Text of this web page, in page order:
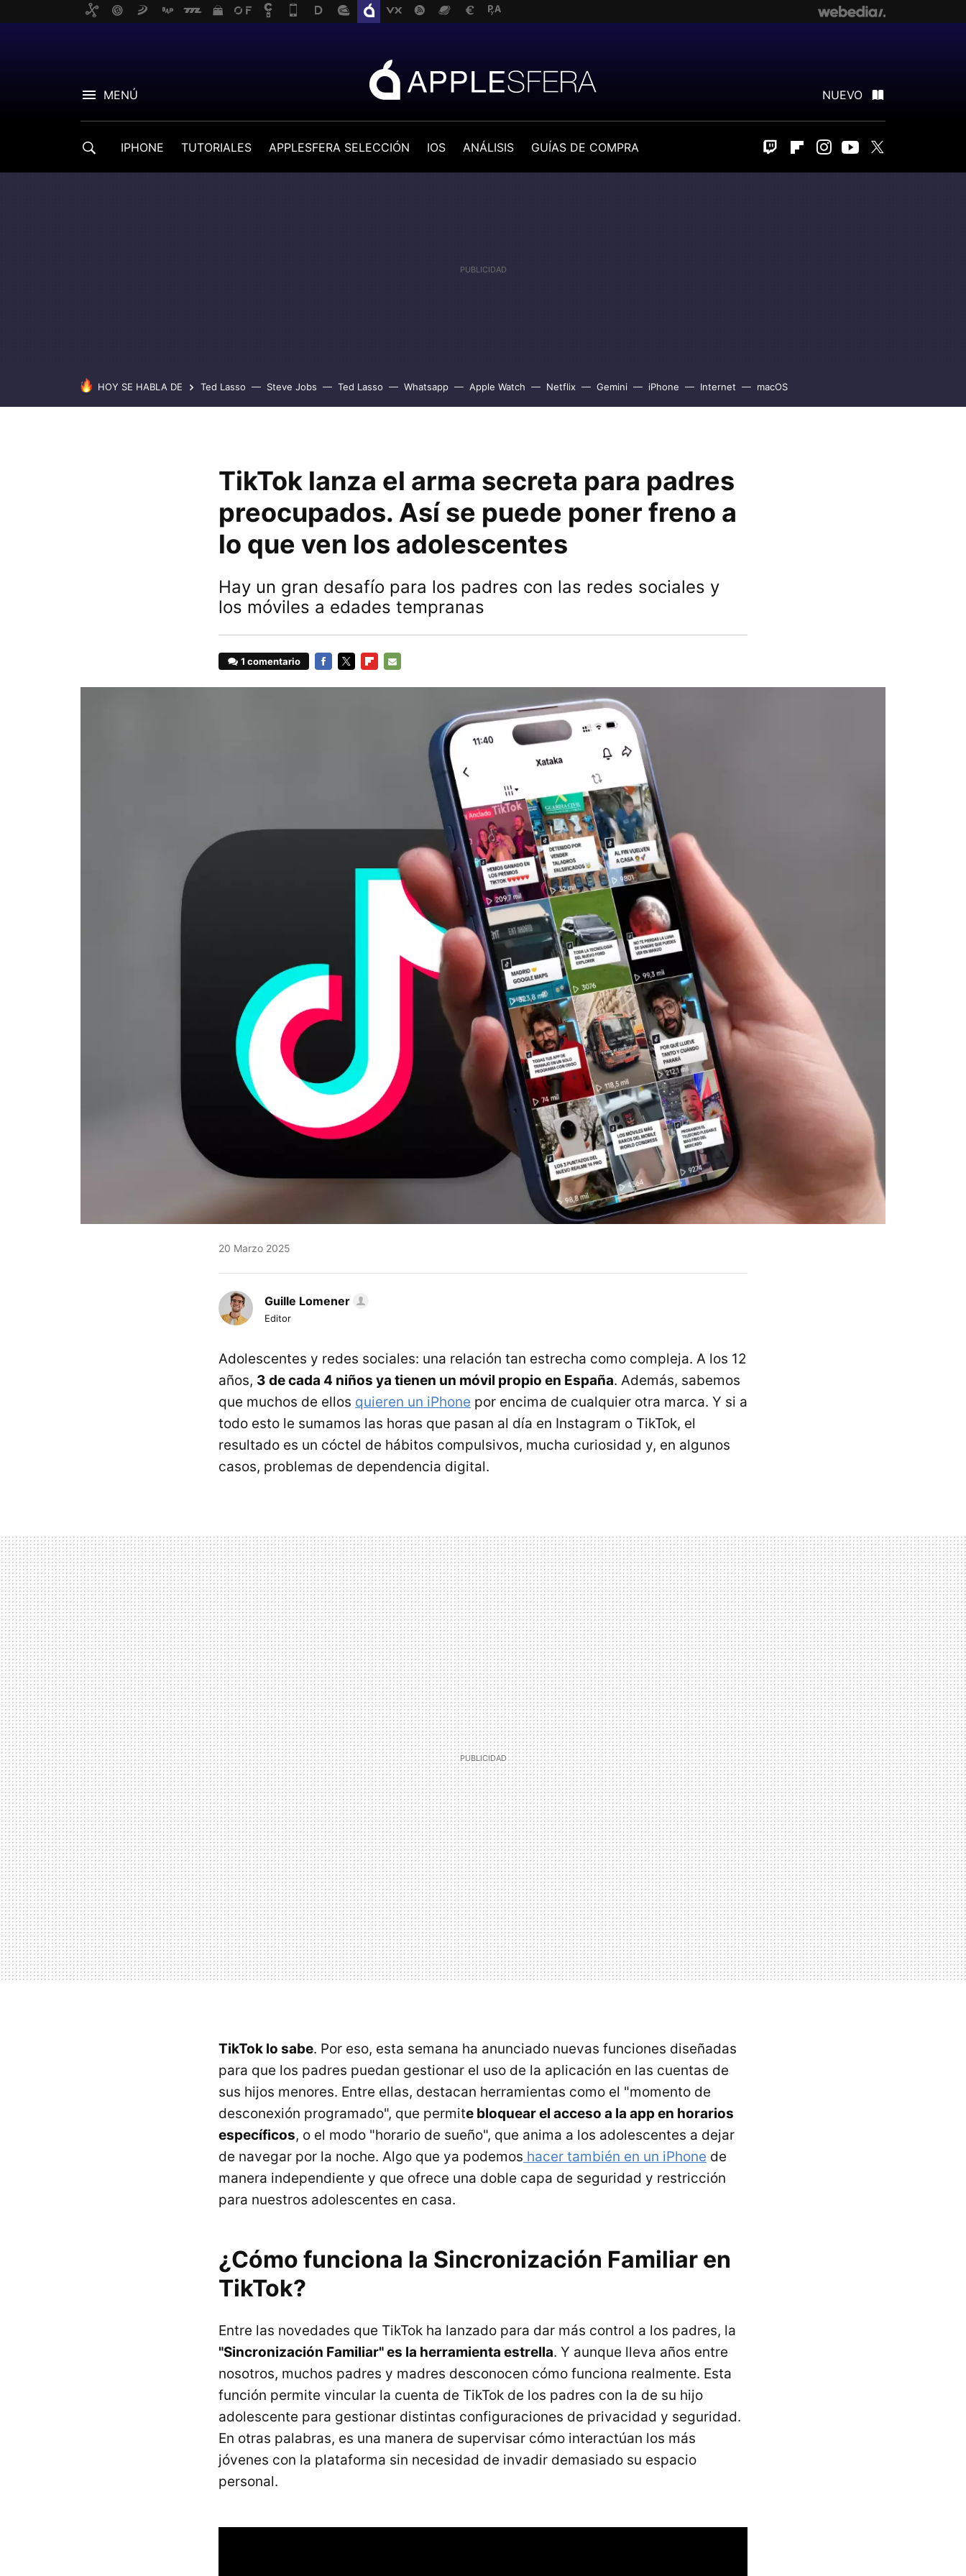
MENÚ NUEVO
IPHONE TUTORIALES APPLESFERA SELECCIÓN IOS ANÁLISIS GUÍAS DE COMPRA Twitch FlipboardInstagram
Youtube
HOY SE HABLA DE Ted Lasso Steve Jobs Ted Lasso Whatsapp Apple Watch Netflix Gemini iPhone Internet macOS
TikTok lanza el arma secreta para padres
preocupados. Así se puede poner freno a
lo que ven los adolescentes
Hay un gran desafío para los padres con las redes sociales y
los móviles a edades tempranas
1 comentario
20 Marzo 2025
Guille Lomener
Editor
Adolescentes y redes sociales: una relación tan estrecha como compleja. A los 12
años, 3 de cada 4 niños ya tienen un móvil propio en España. Además, sabemos
que muchos de ellos quieren un iPhone por encima de cualquier otra marca. Y si a
todo esto le sumamos las horas que pasan al día en Instagram o TikTok, el
resultado es un cóctel de hábitos compulsivos, mucha curiosidad y, en algunos
casos, problemas de dependencia digital.
TikTok lo sabe. Por eso, esta semana ha anunciado nuevas funciones diseñadas
para que los padres puedan gestionar el uso de la aplicación en las cuentas de
sus hijos menores. Entre ellas, destacan herramientas como el "momento de
desconexión programado", que permite bloquear el acceso a la app en horarios
específicos, o el modo "horario de sueño", que anima a los adolescentes a dejar
de navegar por la noche. Algo que ya podemos hacer también en un iPhone de
manera independiente y que ofrece una doble capa de seguridad y restricción
para nuestros adolescentes en casa.
¿Cómo funciona la Sincronización Familiar en
TikTok?
Entre las novedades que TikTok ha lanzado para dar más control a los padres, la
"Sincronización Familiar" es la herramienta estrella. Y aunque lleva años entre
nosotros, muchos padres y madres desconocen cómo funciona realmente. Esta
función permite vincular la cuenta de TikTok de los padres con la de su hijo
adolescente para gestionar distintas configuraciones de privacidad y seguridad.
En otras palabras, es una manera de supervisar cómo interactúan los más
jóvenes con la plataforma sin necesidad de invadir demasiado su espacio
personal.